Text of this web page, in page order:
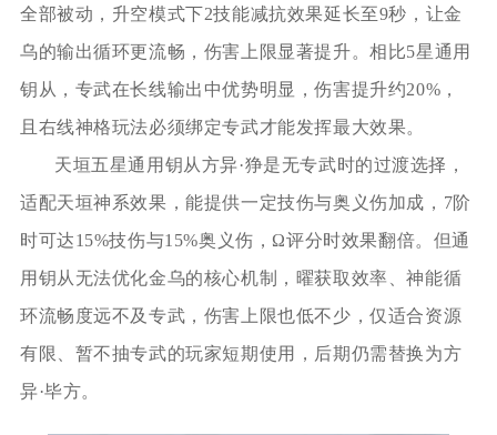
全部被动，升空模式下2技能减抗效果延长至9秒，让金
乌的输出循环更流畅，伤害上限显著提升。相比5星通用
钥从，专武在长线输出中优势明显，伤害提升约20%，
且右线神格玩法必须绑定专武才能发挥最大效果。
天垣五星通用钥从方异·狰是无专武时的过渡选择，
适配天垣神系效果，能提供一定技伤与奥义伤加成，7阶
时可达15%技伤与15%奥义伤，Ω评分时效果翻倍。但通
用钥从无法优化金乌的核心机制，曜获取效率、神能循
环流畅度远不及专武，伤害上限也低不少，仅适合资源
有限、暂不抽专武的玩家短期使用，后期仍需替换为方
异·毕方。